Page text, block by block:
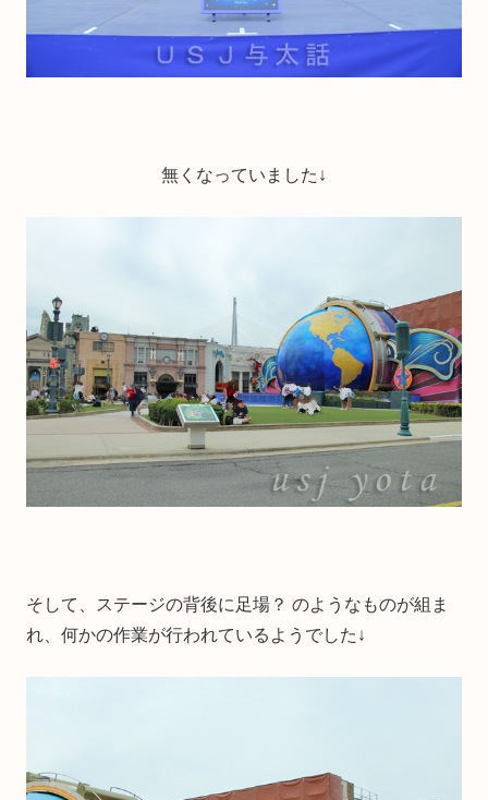
無くなっていました↓
そして、ステージの背後に足場？ のようなものが組ま
れ、何かの作業が行われているようでした↓